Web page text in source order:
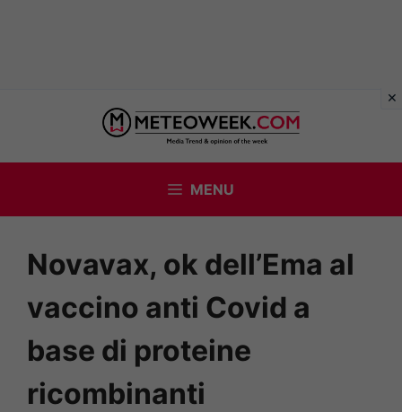
contenuto
MENU
Novavax, ok dell’Ema al
vaccino anti Covid a
base di proteine
ricombinanti